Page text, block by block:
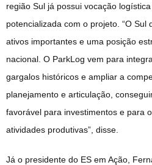
região Sul já possui vocação
potencializada com o projeto. “O Sul
ativos importantes e uma posição
nacional. O ParkLog vem para
gargalos históricos e ampliar a
planejamento e articulação,
favorável para investimentos e para
atividades produtivas”, disse.
Já o presidente do ES em Ação,